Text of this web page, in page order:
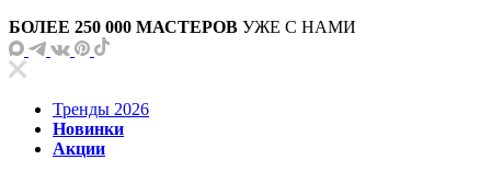
БОЛЕЕ 250 000 МАСТЕРОВ УЖЕ С НАМИ
Тренды 2026
Новинки
Акции